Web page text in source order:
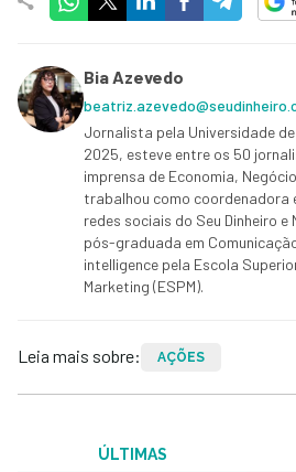
Bia Azevedo
Jornalista pela Universidade de
2025, esteve entre os 50
imprensa de Economia,
trabalhou como coordenadora
redes sociais do Seu Dinheiro e
pós-graduada em
intelligence pela Escola
Marketing (ESPM).
Leia mais sobre: AÇÕES
ÚLTIMAS